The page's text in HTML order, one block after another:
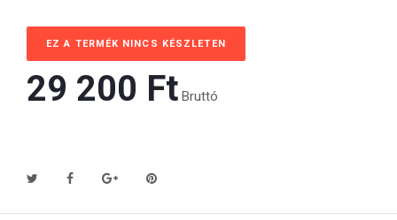
EZ A TERMÉK NINCS KÉSZLETEN
29 200 Ft‎ Bruttó